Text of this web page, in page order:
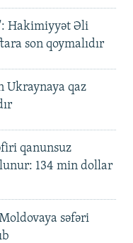
Hakimiyyət Əli
son qoymalıdır
Ukraynaya qaz
qanunsuz
134 min dollar
səfəri